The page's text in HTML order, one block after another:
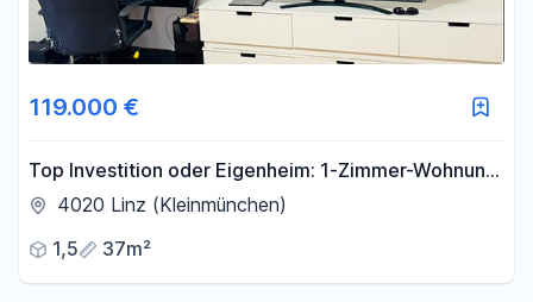
119.000 €
Top Investition oder Eigenheim: 1-Zimmer-Wohnung
mit verglaster Loggia in Linz-Stadt 37 m²
4020 Linz (Kleinmünchen)
1,5
37m²